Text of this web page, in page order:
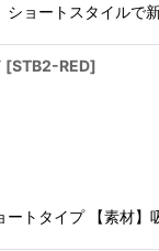
ショートスタイル
[STB2-RED]
ートタイプ 【素材